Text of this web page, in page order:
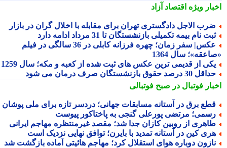
ویژهاقتصاد آزاد
الاجل دادگستری تهران برای مقابله با اخلال گران در بازار
نام بیمه تکمیلی بازنشستگان تا 31 مرداد ادامه دارد
عکس| سفر زمان؛ چهره فرزانه کابلی در 36 سالگی در فیلم
سال 1364
از قدیمی ترین عکس های ثبت شده از کعبه و مکه؛ سال 1259
30 درصد حقوق بازنشستگان صرف درمان می شود
فوتبال در صبح فوتبالی
برق در آستانه مسابقات جهانی؛ دردسر تازه برای ملی پوشان
مرتضی پورعلی گنجی به پاختاکور پیوست
از روبین کازان جدا شد؛ مقصد غیرمنتظره مهاجم ایرانی
کین در آستانه تمدید با بایرن؛ توافق نهایی نزدیک است
دوباره هوای استقلال کرد؛ مهاجم هائیتی آماده بازگشت شد